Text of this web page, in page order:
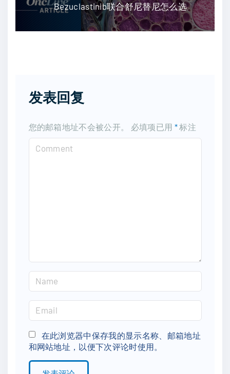
Bezuclastinib联合舒尼替尼怎么选
发表回复
您的邮箱地址不会被公开。 必填项已用 *标注
a
e
*
m
a
i
l
在此浏览器中保存我的显示名称、邮箱地址
和网站地址，以便下次评论时使用。